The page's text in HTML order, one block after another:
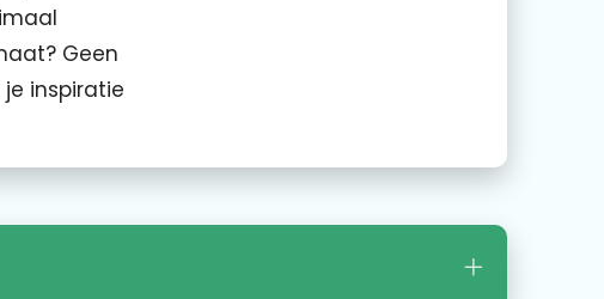
Geen
inspiratie